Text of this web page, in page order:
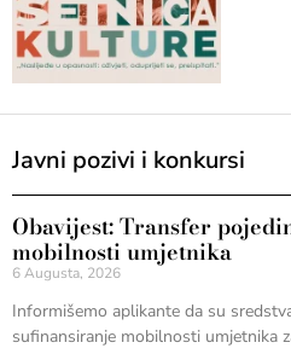
Javni pozivi i konkursi
Obavijest: Transfer
mobilnosti umjetnika
6 Augusta, 2026
Informišemo aplikante da su
sufinansiranje mobilnosti umjetnika